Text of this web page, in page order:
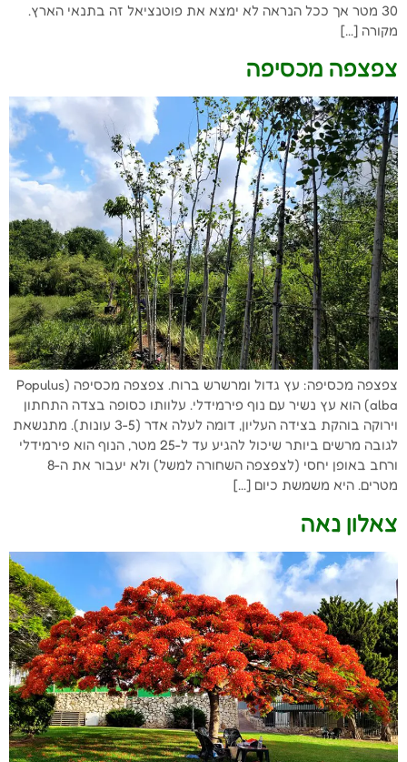
30 מטר אך ככל הנראה לא ימצא את פוטנציאל זה בתנאי הארץ.
מקורה […]
צפצפה מכסיפה
צפצפה מכסיפה: עץ גדול ומרשרש ברוח. צפצפה מכסיפה (Populus
alba) הוא עץ נשיר עם נוף פירמידלי. עלוותו כסופה בצדה התחתון
וירוקה בוהקת בצידה העליון, דומה לעלה אדר (3-5 עונות). מתנשאת
לגובה מרשים ביותר שיכול להגיע עד ל-25 מטר, הנוף הוא פירמידלי
ורחב באופן יחסי (לצפצפה השחורה למשל) ולא יעבור את ה-8
מטרים. היא משמשת כיום […]
צאלון נאה